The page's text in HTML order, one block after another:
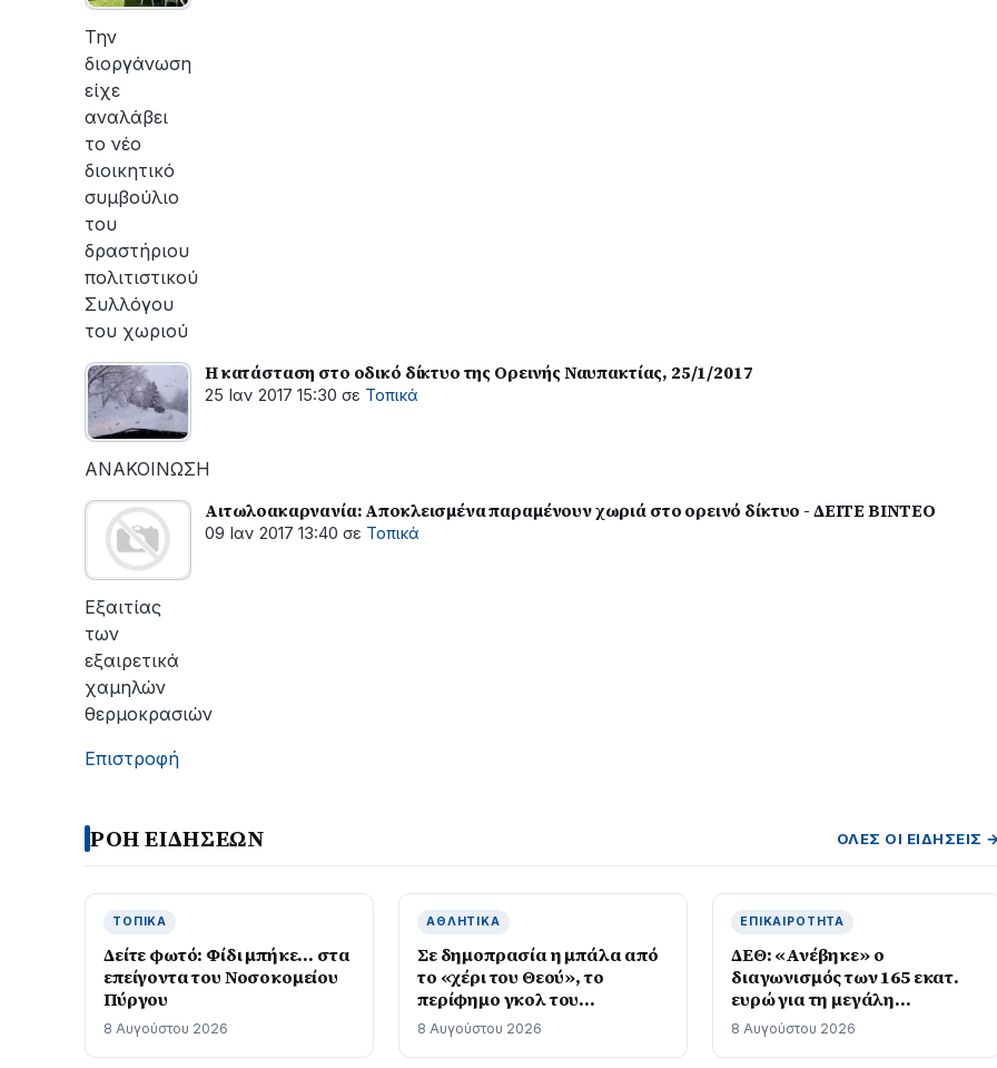
ΔΕΔΔΗΕ
για
την
αποκατάσταση
της
βλάβης
Την
διοργάνωση
είχε
αναλάβει
το νέο
διοικητικό
συμβούλιο
του
δραστήριου
πολιτιστικού
Συλλόγου
του χωριού
Η κατάσταση στο οδικό δίκτυο της Ορεινής Ναυπακτίας, 25/1/2017
25 Ιαν 2017 15:30 σε Τοπικά
ΑΝΑΚΟΙΝΩΣΗ
Αιτωλοακαρνανία: Αποκλεισμένα παραμένουν χωριά στο ορεινό δίκτυο - ΔΕΙΤΕ ΒΙΝΤΕΟ
09 Ιαν 2017 13:40 σε Τοπικά
Εξαιτίας
των
εξαιρετικά
χαμηλών
θερμοκρασιών
Επιστροφή
ΡΟΗ ΕΙΔΗΣΕΩΝ ΌΛΕΣ ΟΙ ΕΙΔΉΣΕΙΣ →
ΤΟΠΙΚΆ
Δείτε φωτό: Φίδι μπήκε… στα
επείγοντα του Νοσοκομείου
Πύργου
8 Αυγούστου 2026
ΑΘΛΗΤΙΚΆ
Σε δημοπρασία η μπάλα από
το «χέρι του Θεού», το
περίφημο γκολ του
Μαραντόνα
8 Αυγούστου 2026
ΕΠΙΚΑΙΡΌΤΗΤΑ
ΔΕΘ: «Ανέβηκε» ο
διαγωνισμός των 165 εκατ.
ευρώ για τη μεγάλη
ανάπλαση
8 Αυγούστου 2026